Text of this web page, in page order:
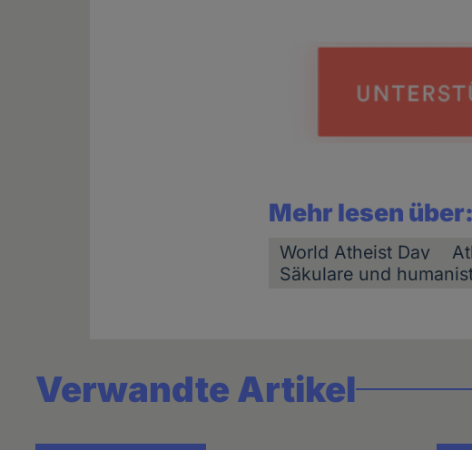
Mehr lesen über:
World Atheist Day
Säkulare und
Verwandte Artikel